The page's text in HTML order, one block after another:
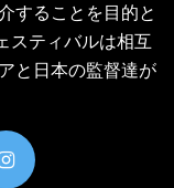
することを目的と
スティバルは相互
と日本の監督達が